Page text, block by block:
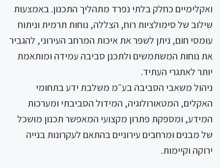
ואקלימיים כחלק בלתי נפרד מתהליך התכנון. באמצעות
שילוב של סימולציות רוח, הצללה, נוחות תרמית וניתוח
עומסי חום, ניתן לשפר את איכות המרחב העירוני, להגביר
את נוחות המשתמשים ולתכנן סביבה עמידה ומותאמת
יותר לאתגרי העתיד.
ניהול משאבי הסביבה בע״מ משלבת ידע בתחומי
האקלים, המטאורולוגיה, המידול הסביבתי ומערכות
המידע, ומספקת פתרון מקצועי המאפשר תכנון מושכל
של מבנים ומרחבים עירוניים בהתאם לעקרונות בנייה
ירוקה וקיימות.